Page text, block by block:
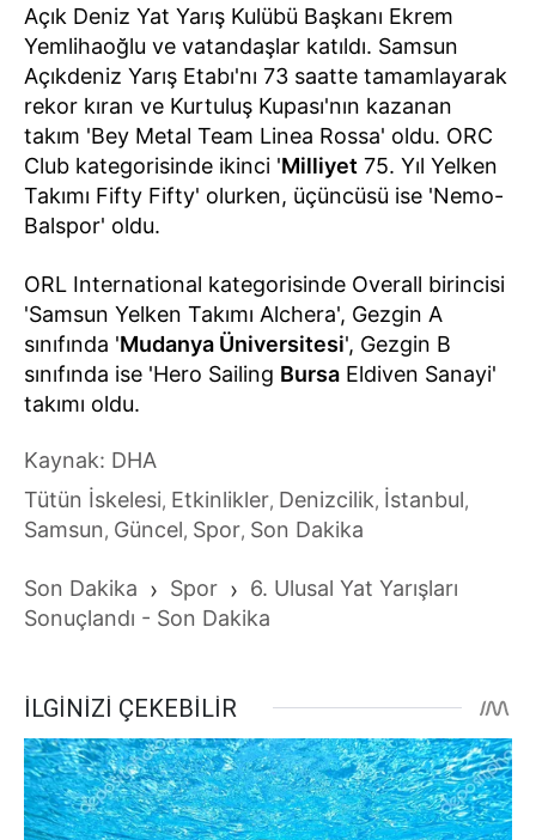
Açık Deniz Yat Yarış Kulübü Başkanı Ekrem
Yemlihaoğlu ve vatandaşlar katıldı. Samsun
Açıkdeniz Yarış Etabı'nı 73 saatte tamamlayarak
rekor kıran ve Kurtuluş Kupası'nın kazanan
takım 'Bey Metal Team Linea Rossa' oldu. ORC
Club kategorisinde ikinci 'Milliyet 75. Yıl Yelken
Takımı Fifty Fifty' olurken, üçüncüsü ise 'Nemo-
Balspor' oldu.
ORL International kategorisinde Overall birincisi
'Samsun Yelken Takımı Alchera', Gezgin A
sınıfında 'Mudanya Üniversitesi', Gezgin B
sınıfında ise 'Hero Sailing Bursa Eldiven Sanayi'
takımı oldu.
Kaynak: DHA
Tütün İskelesi, Etkinlikler, Denizcilik, İstanbul,
Samsun, Güncel, Spor, Son Dakika
Son Dakika › Spor › 6. Ulusal Yat Yarışları
Sonuçlandı - Son Dakika